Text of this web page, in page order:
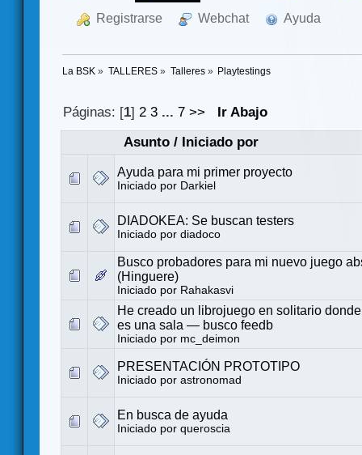
Registrarse Webchat Ayuda
La BSK » TALLERES» Talleres» Playtestings
Páginas: [1]2 3 ...7 >>
Ir Abajo
Asunto/ Iniciado por
Ayuda para mi primer proyecto
Iniciado por Darkiel
DIADOKEA: Se buscan testers
Iniciado por diadoco
Busco probadores para mi nuevo juego
(Hinguere)
Iniciado por Rahakasvi
He creado un librojuego en solitario
es una sala — busco feedb
Iniciado por mc_deimon
PRESENTACIÓN PROTOTIPO
Iniciado por astronomad
En busca de ayuda
Iniciado por queroscia